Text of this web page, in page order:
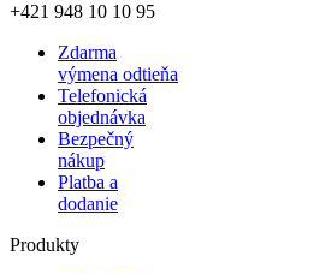
+421 948 10 10 95
Zdarma
výmena odtieňa
Telefonická
objednávka
Bezpečný
nákup
Platba a
dodanie
Produkty